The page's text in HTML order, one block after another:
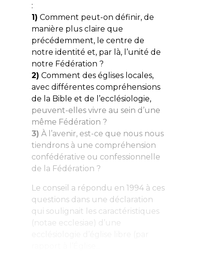
:
1) Comment peut-on définir, de
manière plus claire que
précédemment, le centre de
notre identité et, par là, l’unité de
notre Fédération ?
2) Comment des églises locales,
avec différentes compréhensions
de la Bible et de l’ecclésiologie,
peuvent-elles vivre au sein d’une
même Fédération ?
3) À l’avenir, est-ce que nous nous
tiendrons à une compréhension
confédérative ou confessionnelle
de la Fédération ?
Le conseil a répondu en 1994 à ces
questions dans une déclaration
qui soulignait les caractéristiques
(notae ecclesiae) d’une